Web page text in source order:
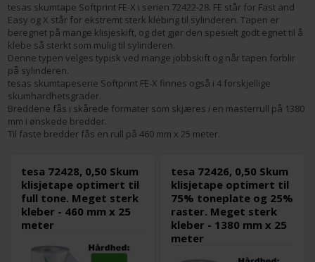
tesas skumtape Softprint FE-X i serien 72422-28. FE står for Fast and
Easy og X står for ekstremt sterk klebing til sylinderen. Tapen er
beregnet på mange klisjeskift, og det gjør den spesielt godt egnet til å
klebe så sterkt som mulig til sylinderen.
Denne typen velges typisk ved mange jobbskift og når tapen forblir
på sylinderen.
tesas skumtapeserie Softprint FE-X finnes også i 4 forskjellige
skumhardhetsgrader.
Breddene fås i skårede formater som skjæres i en masterrull på 1380
mm i ønskede bredder.
Til faste bredder fås en rull på 460 mm x 25 meter.
tesa 72428, 0,50 Skum
klisjetape optimert til
full tone. Meget sterk
kleber - 460 mm x 25
meter
tesa 72426, 0,50 Skum
klisjetape optimert til
75% toneplate og 25%
raster. Meget sterk
kleber - 1380 mm x 25
meter